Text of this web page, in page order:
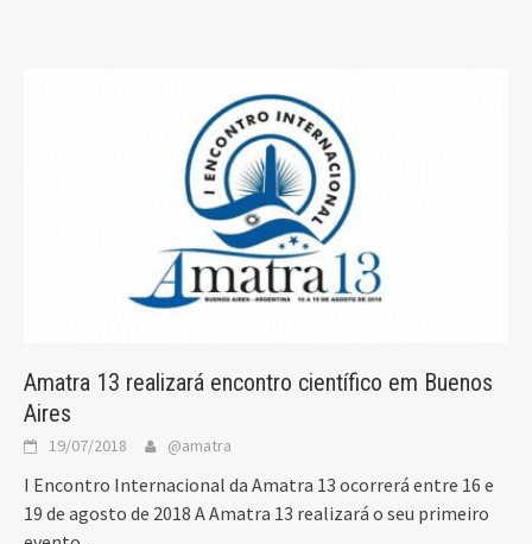
Amatra 13 realizará encontro científico em Buenos
Aires
19/07/2018 @amatra
I Encontro Internacional da Amatra 13 ocorrerá entre 16 e
19 de agosto de 2018 A Amatra 13 realizará o seu primeiro